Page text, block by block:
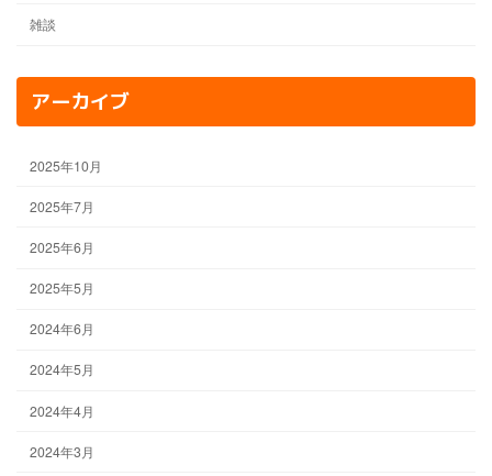
雑談
アーカイブ
2025年10月
2025年7月
2025年6月
2025年5月
2024年6月
2024年5月
2024年4月
2024年3月